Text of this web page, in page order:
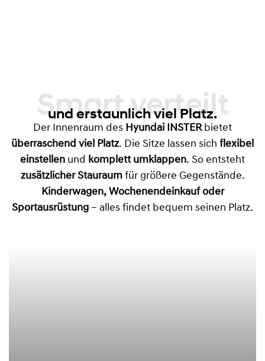
Smart verteilt
und erstaunlich viel Platz.
Der Innenraum des Hyundai INSTERbietet
überraschend viel Platz. Die Sitze lassen sich flexibel
einstellen und komplett umklappen. So entsteht
zusätzlicher Stauraumfür größere Gegenstände.
Kinderwagen, Wochenendeinkauf oder
Sportausrüstung – alles findet bequem seinen Platz.